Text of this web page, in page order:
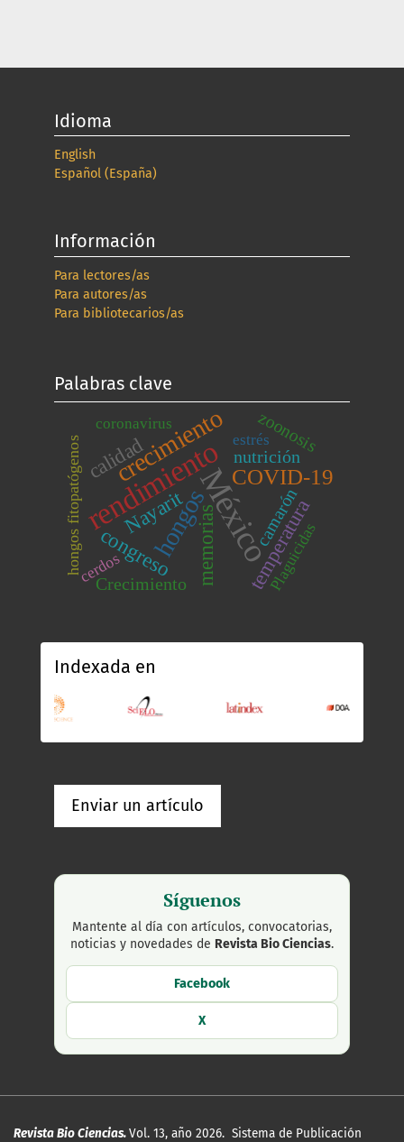
Idioma
English
Español (España)
Información
Para lectores/as
Para autores/as
Para bibliotecarios/as
Palabras clave
México
rendimiento
hongos
crecimiento COVID-19
temperatura
calidad
Nayaritmemorias
congreso
Crecimiento
nutrición
camarón
zoonosis
coronavirus
Plaguicidas
cerdos
estrés
hongos fitopatógenos
Indexada en
Enviar un artículo
Síguenos
Mantente al día con artículos, convocatorias,
noticias y novedades de Revista Bio Ciencias.
Facebook
X
Revista Bio Ciencias.Vol. 13, año 2026. Sistema de Publicación